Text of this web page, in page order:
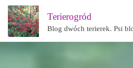
Terierogród
Blog dwóch terierek. Psi